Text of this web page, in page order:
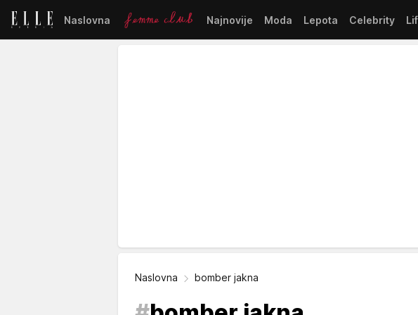
Naslovna Najnovije Moda Lepota Celebrity
Naslovna bomber jakna